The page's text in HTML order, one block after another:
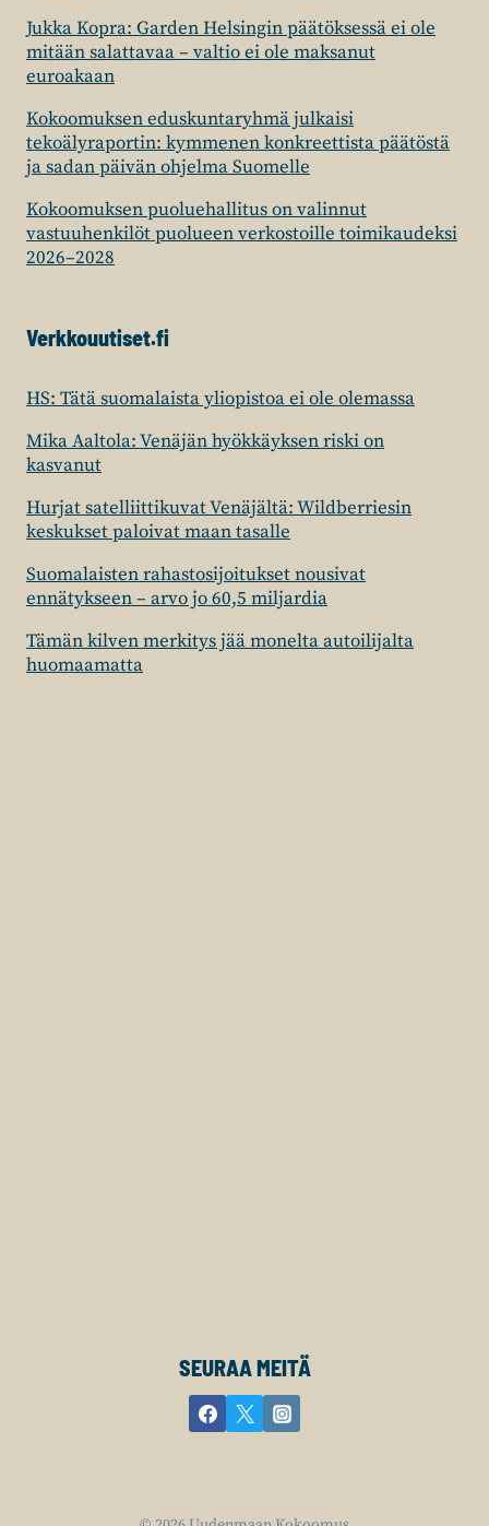
Jukka Kopra: Garden Helsingin päätöksessä ei ole
mitään salattavaa – valtio ei ole maksanut
euroakaan
Kokoomuksen eduskuntaryhmä julkaisi
tekoälyraportin: kymmenen konkreettista päätöstä
ja sadan päivän ohjelma Suomelle
Kokoomuksen puoluehallitus on valinnut
vastuuhenkilöt puolueen verkostoille toimikaudeksi
2026–2028
Verkkouutiset.fi
HS: Tätä suomalaista yliopistoa ei ole olemassa
Mika Aaltola: Venäjän hyökkäyksen riski on
kasvanut
Hurjat satelliittikuvat Venäjältä: Wildberriesin
keskukset paloivat maan tasalle
Suomalaisten rahastosijoitukset nousivat
ennätykseen – arvo jo 60,5 miljardia
Tämän kilven merkitys jää monelta autoilijalta
huomaamatta
SEURAA MEITÄ